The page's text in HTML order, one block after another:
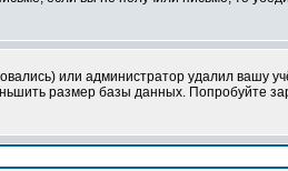
или администратор удалил вашу
размер базы данных. Попробуйте